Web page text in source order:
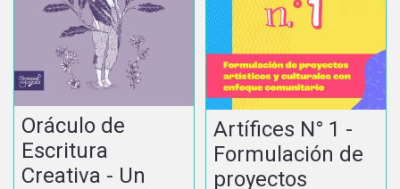
Oráculo de
Escritura
Creativa - Un
Artífices N° 1 -
Formulación de
proyectos